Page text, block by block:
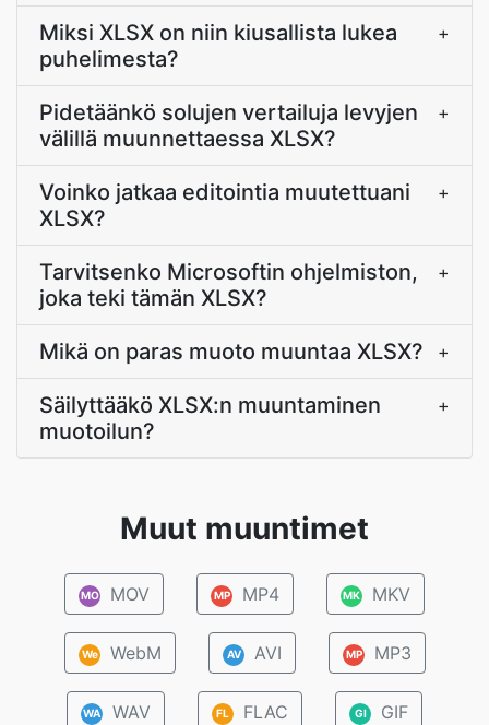
Miksi XLSX on niin kiusallista lukea
puhelimesta?
+
Pidetäänkö solujen vertailuja levyjen
välillä muunnettaessa XLSX?
+
Voinko jatkaa editointia muutettuani
XLSX?
+
Tarvitsenko Microsoftin ohjelmiston,
joka teki tämän XLSX?
+
Mikä on paras muoto muuntaa XLSX? +
Säilyttääkö XLSX:n muuntaminen
muotoilun?
+
Muut muuntimet
MO MOV MP MP4 MK MKV
We WebM AV AVI MP MP3
WA WAV FL FLAC GI GIF